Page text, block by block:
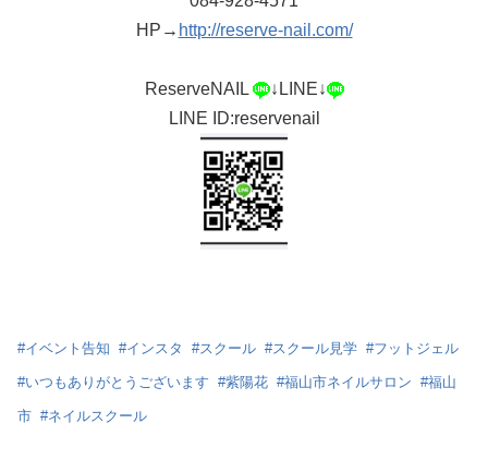
HP→ http://reserve-nail.com/
ReserveNAIL
↓LINE↓
LINE ID:reservenail
#イベント告知 #インスタ #スクール #スクール見学 #フットジェル
#いつもありがとうございます #紫陽花 #福山市ネイルサロン #福山
市 #ネイルスクール